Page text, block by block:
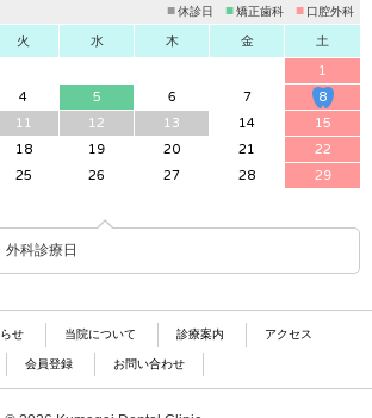
■休診日 ■矯正歯科 ■ 口腔外科
火 水 木 金 土
1
4 5 6 7
8
11 12 13 14
15
18 19 20 21
22
25 26 27 28
29
外科診療日
せ 当院について 診療案内 アクセス
会員登録 お問い合わせ